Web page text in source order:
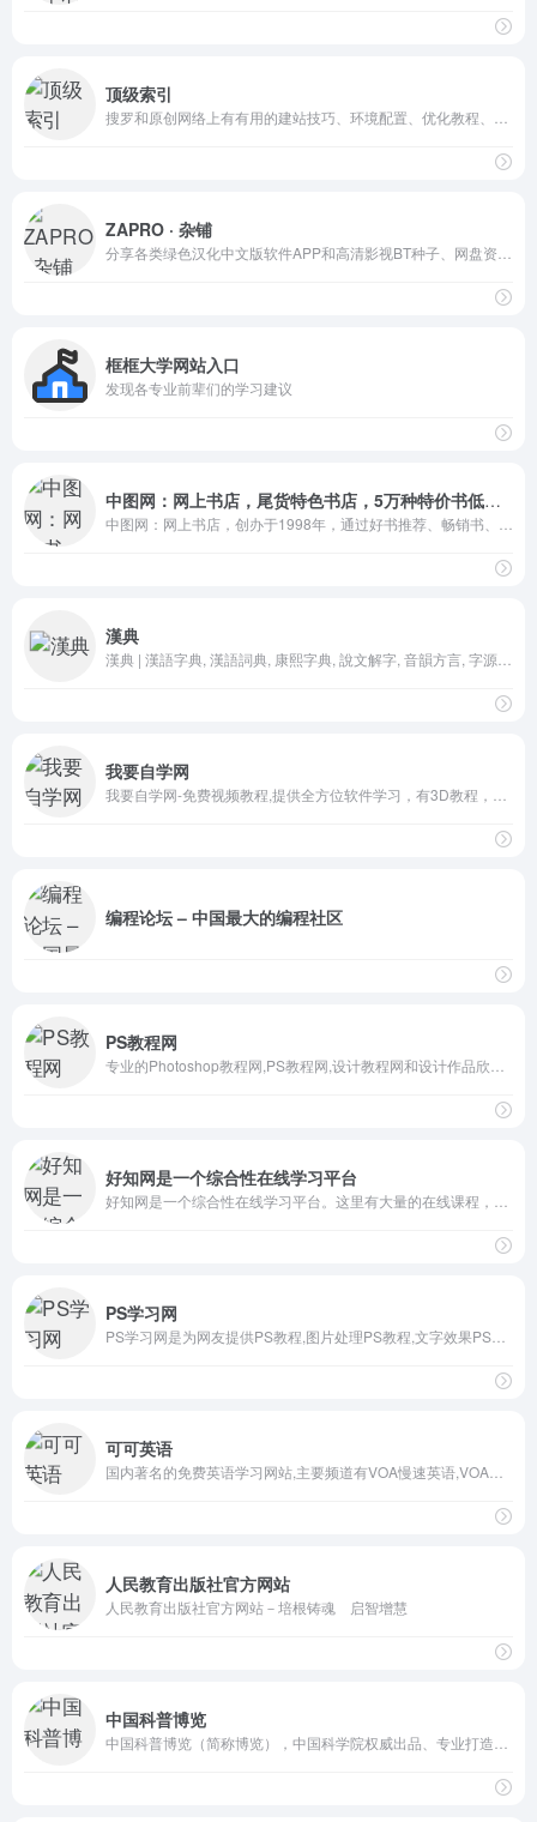
顶级索引
ZAPRO · 杂铺
框框大学网站入口
发现各专业前辈们的学习建议
中图网：网上书店，尾货特色书店，5万种特价书低至2折！
漢典
我要自学网
编程论坛 – 中国最大的编程社区
PS教程网
好知网是一个综合性在线学习平台
PS学习网
可可英语
人民教育出版社官方网站
人民教育出版社官方网站－培根铸魂 启智增慧
中国科普博览